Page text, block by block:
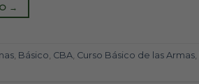
→
Básico CBA Curso Básico de las Armas